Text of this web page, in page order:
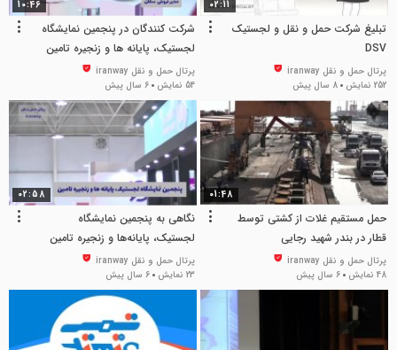
02:11
تبلیغ شرکت حمل و نقل و لجستیک
DSV
پرتال حمل و نقل iranway
252 نمایش
8 سال پیش
10:46
شرکت کنندگان در پنجمین نمایشگاه
لجستیک، پایانه ها و زنجیره تامین
چه می گویند
پرتال حمل و نقل iranway
54 نمایش
6 سال پیش
01:48
حمل مستقیم غلات از کشتی توسط
قطار در بندر شهید رجایی
پرتال حمل و نقل iranway
48 نمایش
6 سال پیش
02:58
نگاهی به پنجمین نمایشگاه
لجستیک، پایانه‌ها و زنجیره تامین
پرتال حمل و نقل iranway
23 نمایش
6 سال پیش